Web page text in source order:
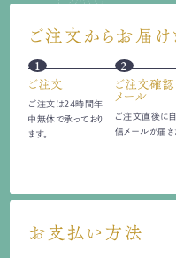
ご注文からお届
1
ご注文
ご注文は24時間年
中無休で承っており
ます。
2
ご注文確認
メール
ご注文直後に
信 メールが届き
お支払い方法